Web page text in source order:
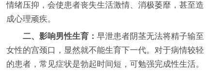
情绪压抑，会使患者丧失生活激情、消极萎靡，甚至造
成心理顽疾。
二、影响男性生育：早泄患者阴茎无法将精子输至
女性的宫颈口，显然就不能生育下一代。对于病情较轻
的患者，常见症状是勃起时间短，可勉强完成性生活。